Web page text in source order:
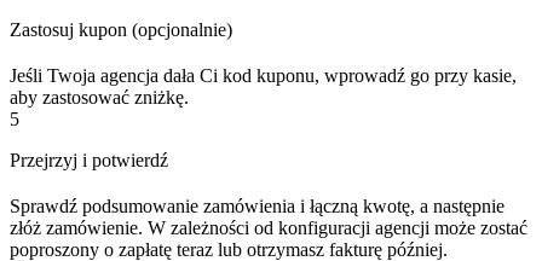
Zastosuj kupon (opcjonalnie)
Jeśli Twoja agencja dała Ci kod kuponu, wprowadź go przy kasie,
aby zastosować zniżkę.
5
Przejrzyj i potwierdź
Sprawdź podsumowanie zamówienia i łączną kwotę, a następnie
złóż zamówienie. W zależności od konfiguracji agencji może zostać
poproszony o zapłatę teraz lub otrzymasz fakturę później.